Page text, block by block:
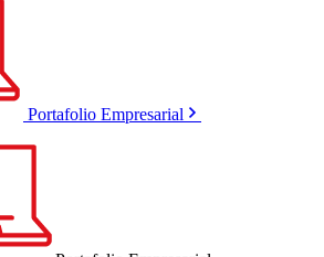
Portafolio Empresarial